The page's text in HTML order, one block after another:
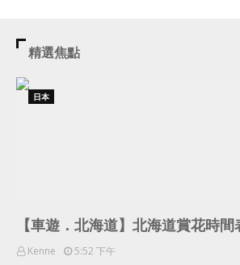
精選焦點
日本
【車遊．北海道】北海道賞花時
Kenne
5:52 下午